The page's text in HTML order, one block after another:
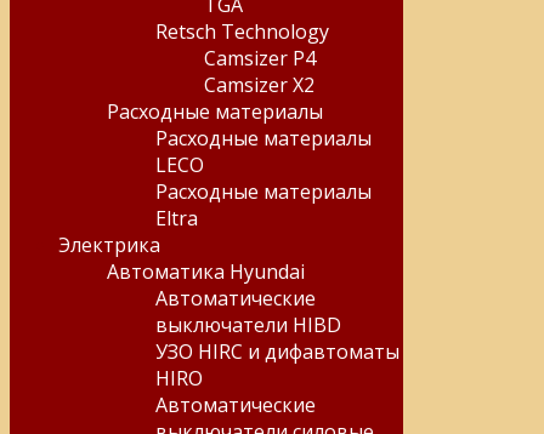
Retsch Technology
Camsizer P4
Camsizer X2
Расходные материалы
Расходные материалы
LECO
Расходные материалы
Eltra
Электрика
Автоматика Hyundai
Автоматические
выключатели HIBD
УЗО HIRC и дифавтоматы
HIRO
Автоматические